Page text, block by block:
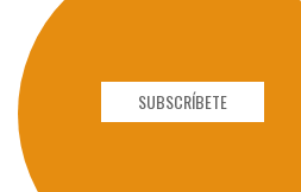
SUBSCRÍBETE